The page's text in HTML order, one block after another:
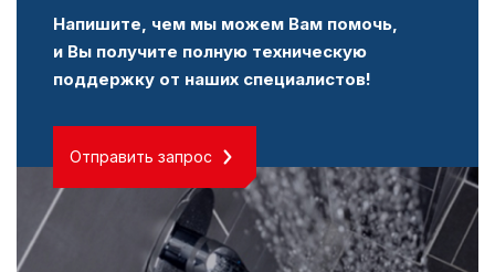
Напишите, чем мы можем Вам помочь,
и Вы получите полную техническую
поддержку от наших специалистов!
Отправить запрос